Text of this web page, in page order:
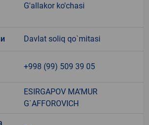
G'allakor ko'chasi
Davlat soliq qo`mitasi
+998 (99) 509 39 05
ESIRGAPOV MA’MUR
G`AFFOROVICH